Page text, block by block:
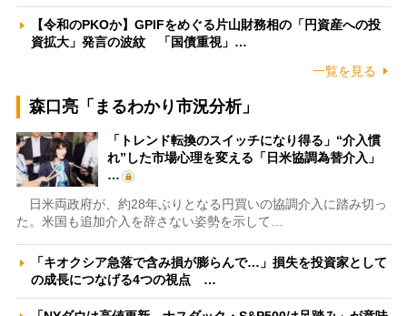
【令和のPKOか】GPIFをめぐる片山財務相の「円資産への投
資拡大」発言の波紋 「国債重視」…
一覧を見る
森口亮「まるわかり市況分析」
「トレンド転換のスイッチになり得る」“介入慣
れ”した市場心理を変える「日米協調為替介入」
…
日米両政府が、約28年ぶりとなる円買いの協調介入に踏み切っ
た。米国も追加介入を辞さない姿勢を示して…
「キオクシア急落で含み損が膨らんで…」損失を投資家として
の成長につなげる4つの視点 …